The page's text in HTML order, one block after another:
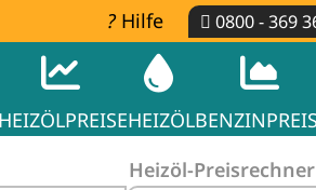
Hilfe 0800 - 369
HEIZÖLPREISEHEIZÖL
Heizöl-Preisrechner